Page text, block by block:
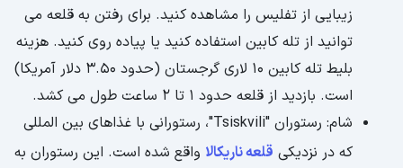
زیبایی از تفلیس را مشاهده کنید. برای رفتن به قلعه می
توانید از تله کابین استفاده کنید یا پیاده روی کنید. هزینه
بلیط تله کابین 10 لاری گرجستان (حدود 3.50 دلار آمریکا)
است. بازدید از قلعه حدود 1 تا 2 ساعت طول می کشد.
شام: رستوران "Tsiskvili"، رستورانی با غذاهای بین المللی
که در نزدیکی قلعه ناریکالا واقع شده است. این رستوران به